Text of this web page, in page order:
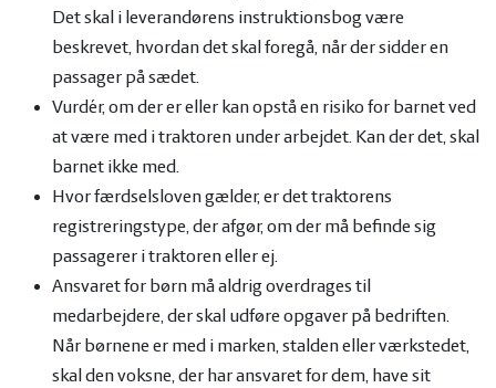
Det skal i leverandørens instruktionsbog være
beskrevet, hvordan det skal foregå, når der sidder en
passager på sædet.
Vurdér, om der er eller kan opstå en risiko for barnet ved
at være med i traktoren under arbejdet. Kan der det, skal
barnet ikke med.
Hvor færdselsloven gælder, er det traktorens
registreringstype, der afgør, om der må befinde sig
passagerer i traktoren eller ej.
Ansvaret for børn må aldrig overdrages til
medarbejdere, der skal udføre opgaver på bedriften.
Når børnene er med i marken, stalden eller værkstedet,
skal den voksne, der har ansvaret for dem, have sit